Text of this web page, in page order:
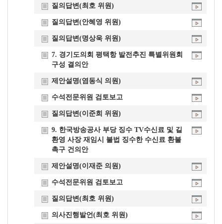
질의답변(최호 위원)
질의답변(안혜영 위원)
질의답변(명상욱 위원)
7. 경기도의회 평택항 발전추진 특별위원회
구성 결의안
제안설명(염동식 의원)
수석전문위원 검토보고
질의답변(이준희 위원)
9. 한국방송공사 부당 징수 TV수신료 및 길
환영 사장 재임시 불법 징수한 수신료 환불
촉구 건의안
제안설명(이재준 의원)
수석전문위원 검토보고
질의답변(최호 위원)
의사진행발언(최호 위원)